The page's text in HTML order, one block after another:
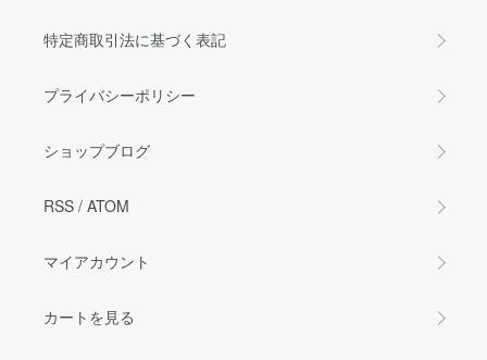
特定商取引法に基づく表記
プライバシーポリシー
ショップブログ
RSS / ATOM
マイアカウント
カートを見る